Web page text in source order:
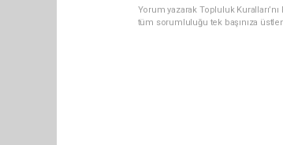
Yorum yazarak Topluluk
tüm sorumluluğu tek başınıza